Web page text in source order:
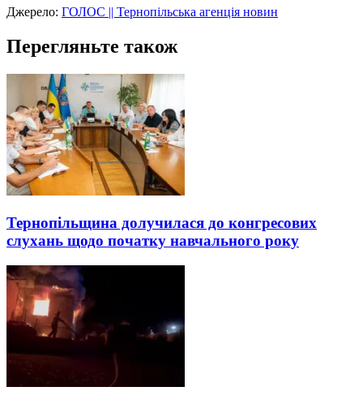
Джерело: ГОЛОС || Тернопільська агенція новин
Перегляньте також
Тернопільщина долучилася до конгресових
слухань щодо початку навчального року